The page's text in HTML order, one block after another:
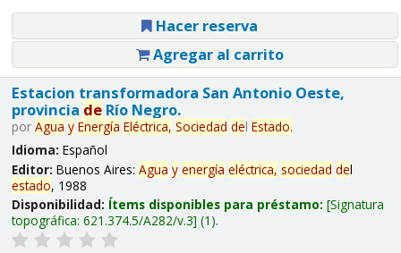
Hacer reserva
Agregar al carrito
Estacion transformadora San Antonio Oeste,
provincia deRío Negro.
por Agua y Energía Eléctrica, Sociedad del Estado.
Idioma: Español
Editor: Buenos Aires: Agua y energía eléctrica, sociedad del
estado, 1988
Disponibilidad: Ítems disponibles para préstamo: Signatura
topográfica: 621.374.5/A282/v.3 (1).